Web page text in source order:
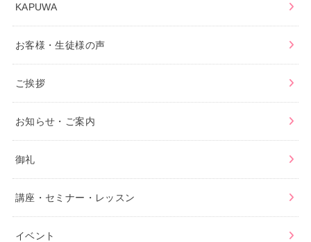
KAPUWA
お客様・生徒様の声
ご挨拶
お知らせ・ご案内
御礼
講座・セミナー・レッスン
イベント